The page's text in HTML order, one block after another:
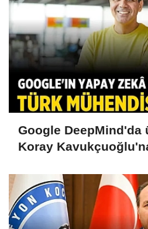
Google DeepMind'da
Koray